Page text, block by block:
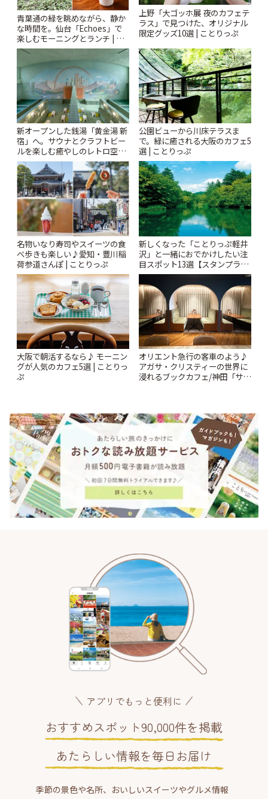
青葉通の緑を眺めながら、静か
な時間を。仙台「Echoes」で
楽しむモーニングとランチ | こ
とりっぷ
上野「大ゴッホ展 夜のカフェテ
ラス」で見つけた、オリジナル
限定グッズ10選 | ことりっぷ
新オープンした銭湯「黄金湯 新
宿」へ。サウナとクラフトビー
ルを楽しむ癒やしのレトロ空間
| ことりっぷ
公園ビューから川床テラスま
で。緑に癒される大阪のカフェ5
選 | ことりっぷ
名物いなり寿司やスイーツの食
べ歩きも楽しい♪愛知・豊川稲
荷参道さんぽ | ことりっぷ
新しくなった「ことりっぷ軽井
沢」と一緒におでかけしたい注
目スポット13選【スタンプラリ
ー開催中】 | ことりっぷ
大阪で朝活するなら♪ モーニン
グが人気のカフェ5選 | ことりっ
ぷ
オリエント急行の客車のよう♪
アガサ・クリスティーの世界に
浸れるブックカフェ/神田「サロ
アプリでもっと便利に
おすすめスポット90,000件を掲載
あたらしい情報を毎日お届け
季節の景色や名所、おいしいスイーツやグルメ情報